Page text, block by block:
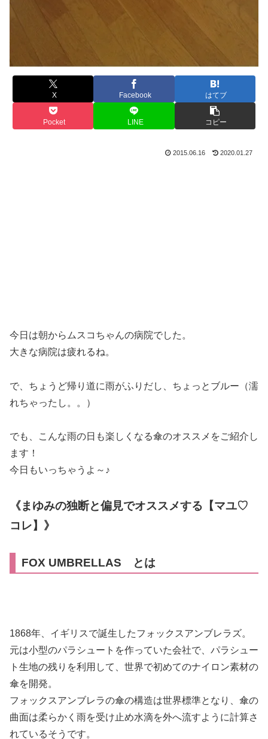
X Facebook はてブ
Pocket LINE コピー
2015.06.16 2020.01.27
今日は朝からムスコちゃんの病院でした。
大きな病院は疲れるね。
で、ちょうど帰り道に雨がふりだし、ちょっとブルー（濡
れちゃったし。。）
でも、こんな雨の日も楽しくなる傘のオススメをご紹介し
ます！
今日もいっちゃうよ～♪
《まゆみの独断と偏見でオススメする【マユ♡
コレ】》
FOX UMBRELLAS とは
1868年、イギリスで誕生したフォックスアンブレラズ。
元は小型のパラシュートを作っていた会社で、パラシュー
ト生地の残りを利用して、世界で初めてのナイロン素材の
傘を開発。
フォックスアンブレラの傘の構造は世界標準となり、傘の
曲面は柔らかく雨を受け止め水滴を外へ流すように計算さ
れているそうです。